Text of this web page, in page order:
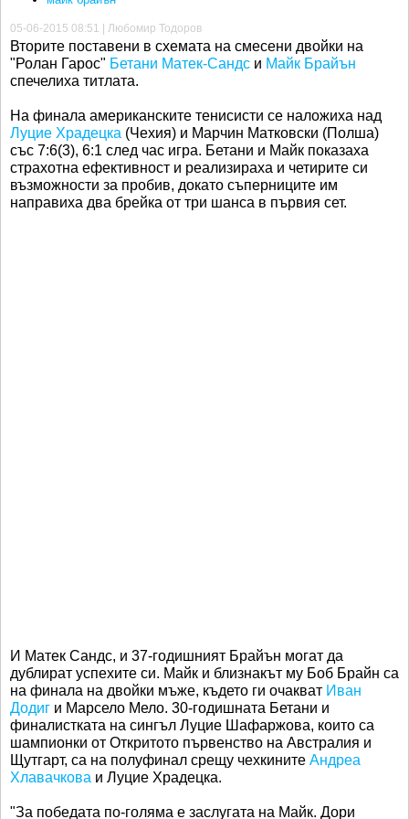
05-06-2015 08:51 | Любомир Тодоров
Вторите поставени в схемата на смесени двойки на
"Ролан Гарос" Бетани Матек-Сандс и Майк Брайън
спечелиха титлата.
На финала американските тенисисти се наложиха над
Луцие Храдецка (Чехия) и Марчин Матковски (Полша)
със 7:6(3), 6:1 след час игра. Бетани и Майк показаха
страхотна ефективност и реализираха и четирите си
възможности за пробив, докато съперниците им
направиха два брейка от три шанса в първия сет.
И Матек Сандс, и 37-годишният Брайън могат да
дублират успехите си. Майк и близнакът му Боб Брайн са
на финала на двойки мъже, където ги очакват Иван
Додиг и Марсело Мело. 30-годишната Бетани и
финалистката на сингъл Луцие Шафаржова, които са
шампионки от Откритото първенство на Австралия и
Щутгарт, са на полуфинал срещу чехкините Андреа
Хлавачкова и Луцие Храдецка.
"За победата по-голяма е заслугата на Майк. Дори